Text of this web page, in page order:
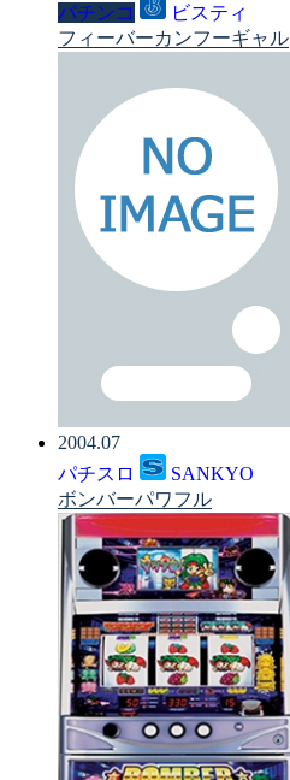
パチンコ
ビスティ
フィーバーカンフーギャル
2004.07
パチスロ
SANKYO
ボンバーパワフル